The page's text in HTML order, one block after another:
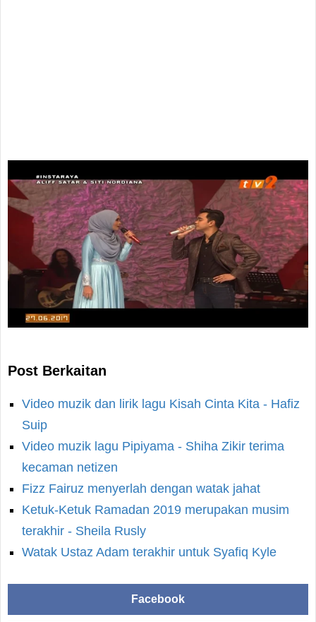
Post Berkaitan
Video muzik dan lirik lagu Kisah Cinta Kita - Hafiz
Suip
Video muzik lagu Pipiyama - Shiha Zikir terima
kecaman netizen
Fizz Fairuz menyerlah dengan watak jahat
Ketuk-Ketuk Ramadan 2019 merupakan musim
terakhir - Sheila Rusly
Watak Ustaz Adam terakhir untuk Syafiq Kyle
Facebook